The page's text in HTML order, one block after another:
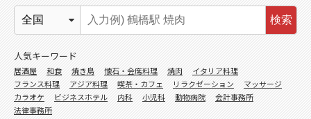
検索
人気キーワード
居酒屋 和食 焼き鳥 懐石・会席料理 焼肉
イタリア料理
フランス料理
アジア料理 喫茶・カフェ リラクゼーション
マッサージ
カラオケ
ビジネスホテル 内科 小児科 動物病院
会計事務所
法律事務所